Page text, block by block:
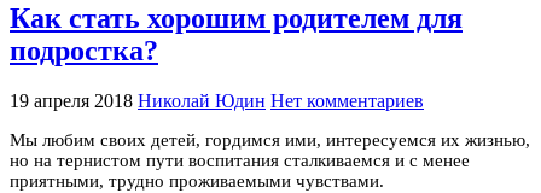
Как стать хорошим родителем для
подростка?
19 апреля 2018 Николай Юдин Нет комментариев
Мы любим своих детей, гордимся ими, интересуемся их жизнью,
но на тернистом пути воспитания сталкиваемся и с менее
приятными, трудно проживаемыми чувствами.